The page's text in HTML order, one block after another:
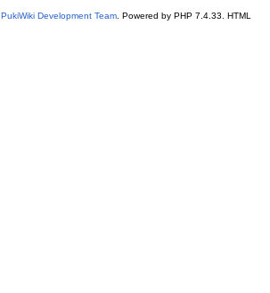
PukiWiki Development Team. Powered by PHP 7.4.33. HTML